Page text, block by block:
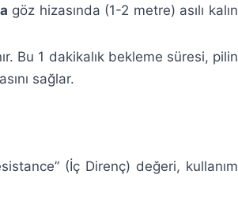
göz hizasında (1-2 metre) asılı kalın
Bu 1 dakikalık bekleme süresi, pilin
sağlar.
(İç Direnç) değeri, kullanım